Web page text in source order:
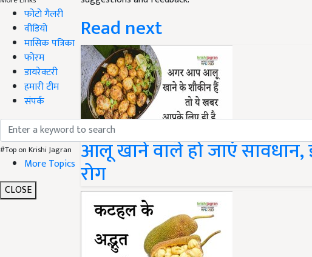
फोटो गैलरी
वीडियो
मासिक पत्रिका
फोरम
डायरेक्टरी
हमारी टीम
संपर्क
#Top on Krishi Jagran
More Topics
CLOSE
Read next
आलू खाने वाले हो जाएं
रोग